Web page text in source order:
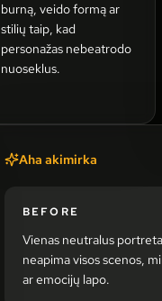
burną, veido formą ar
stilių taip, kad
personažas nebeatrodo
nuoseklus.
Aha akimirka
BEFORE
Vienas neutralus
neapima visos scenos,
ar emocijų lapo.